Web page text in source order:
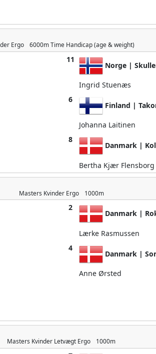
Ergo 6000m Time Handicap (age & weight)
11
Norge |
Ingrid Stuenæs
6
Finland |
Johanna Laitinen
8
Danmark |
Bertha Kjær Flensborg
Masters Kvinder Ergo 1000m
2
Danmark |
Lærke Rasmussen
4
Danmark |
Anne Ørsted
Masters Kvinder Letvægt Ergo 1000m